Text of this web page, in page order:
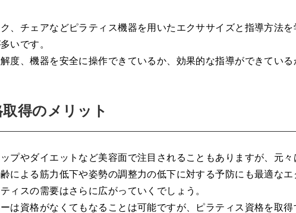
、チェアなどピラティス機器を用いたエクササイズと指導方法
いです。
度、機器を安全に操作できているか、効果的な指導ができてい
得のメリット
プやダイエットなど美容面で注目されることもありますが、元
による筋力低下や姿勢の調整力の低下に対する予防にも最適な
ィスの需要はさらに広がっていくでしょう。
は資格がなくてもなることは可能ですが、ピラティス資格を取